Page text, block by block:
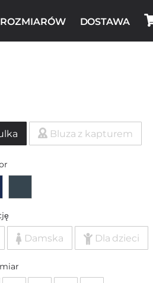
DOSTAWA
Bluza z kapturem
Damska Dla dzieci